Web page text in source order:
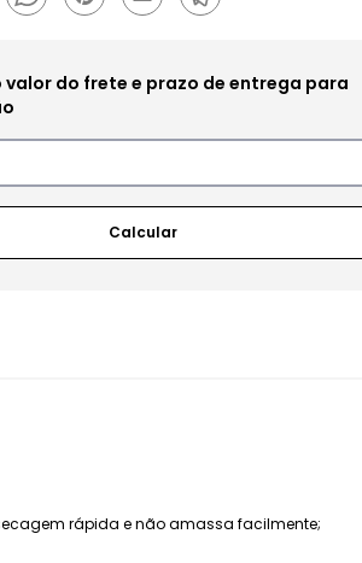
rápida e não amassa facilmente;